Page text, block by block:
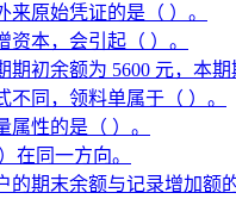
来原始凭证的是（ ）。
资本，会引起（ ）。
期初余额为 5600 元，本
不同，领料单属于（ ）。
属性的是（ ）。
在同一方向。
的期末余额与记录增加额